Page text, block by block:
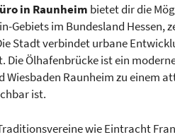
in Raunheim bietet dir die
Gebiets im Bundesland Hessen,
Stadt verbindet urbane
Ölhafenbrücke ist ein
Raunheim zu einem
ist.
wie Eintracht